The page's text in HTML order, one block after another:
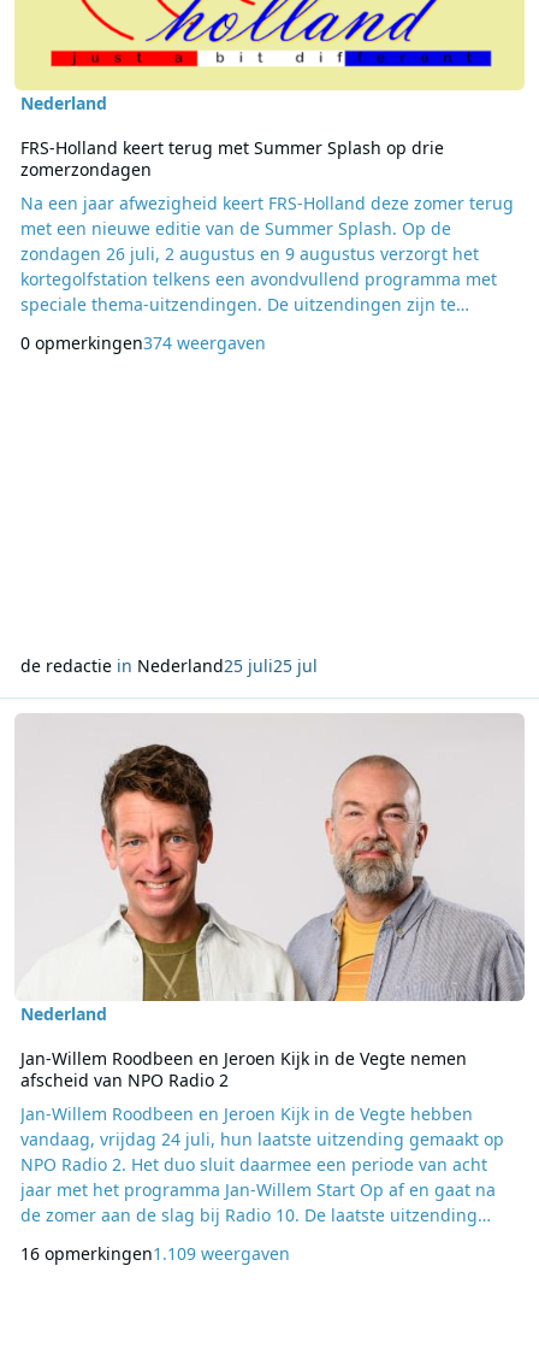
Nederland
FRS-Holland keert terug met Summer Splash op drie
zomerzondagen
Na een jaar afwezigheid keert FRS-Holland deze zomer terug
met een nieuwe editie van de Summer Splash. Op de
zondagen 26 juli, 2 augustus en 9 augustus verzorgt het
kortegolfstation telkens een avondvullend programma met
speciale thema-uitzendingen. De uitzendingen zijn te
tegenstelling tot de gebruikelijke programmering staat
0 opmerkingen374 weergaven
de redactiein Nederland25 juli25 jul
Lees meer over Jan-Willem Roodbeen en Jeroen Kijk in de Vegte
Nederland
Jan-Willem Roodbeen en Jeroen Kijk in de Vegte nemen
afscheid van NPO Radio 2
Jan-Willem Roodbeen en Jeroen Kijk in de Vegte hebben
vandaag, vrijdag 24 juli, hun laatste uitzending gemaakt op
NPO Radio 2. Het duo sluit daarmee een periode van acht
jaar met het programma Jan-Willem Start Op af en gaat na
de zomer aan de slag bij Radio 10. De laatste uitzending
tijdens de Nijmeegse Vierdaagse. Tijdens de uitzending
16 opmerkingen1.109 weergaven